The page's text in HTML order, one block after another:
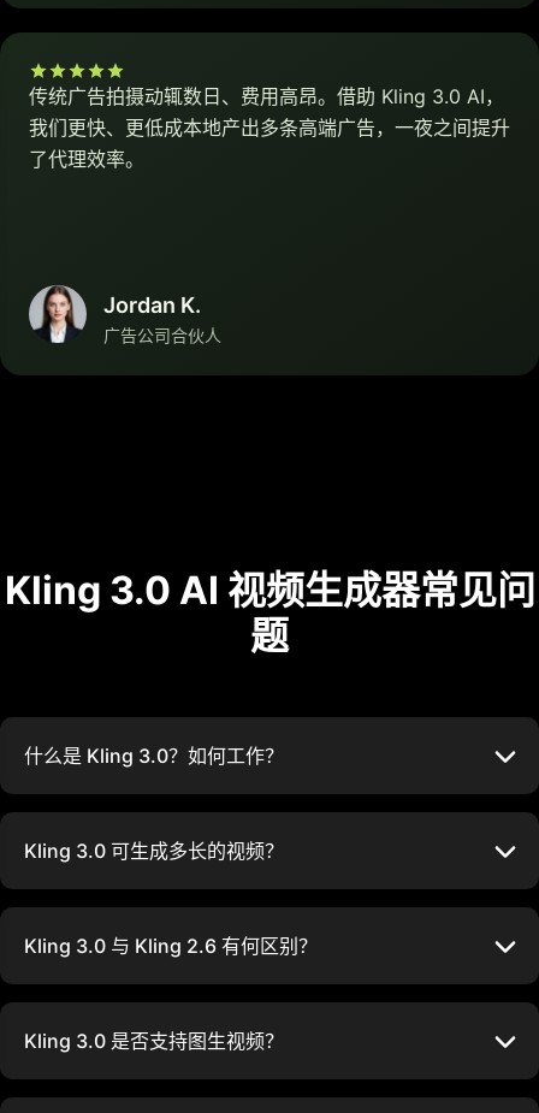
传统广告拍摄动辄数日、费用高昂。借助 Kling 3.0 AI，
我们更快、更低成本地产出多条高端广告，一夜之间提升
了代理效率。
Jordan K.
广告公司合伙人
Kling 3.0 AI 视频生成器常见问
题
什么是 Kling 3.0？如何工作？
Kling 3.0 可生成多长的视频？
Kling 3.0 与 Kling 2.6 有何区别？
Kling 3.0 是否支持图生视频？